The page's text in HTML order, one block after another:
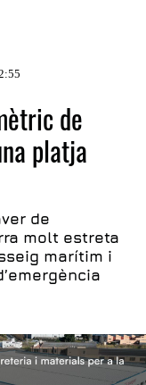
de
platja
de
molt estreta
marítim i